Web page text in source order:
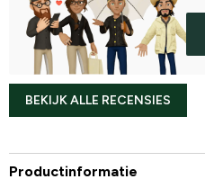
BEKIJK ALLE RECENSIES
Productinformatie